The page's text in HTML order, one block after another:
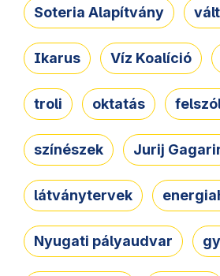
Soteria Alapítvány
Ikarus Víz Koalíció
troli oktatás
színészek Jurij
látványtervek
Nyugati pályaudvar